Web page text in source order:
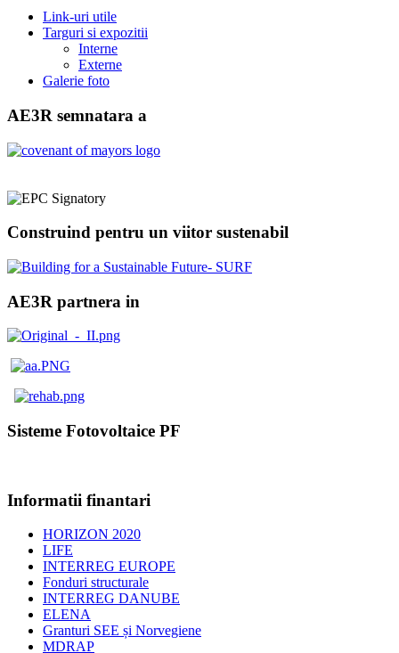
Link-uri utile
Targuri si expozitii
Interne
Externe
Galerie foto
AE3R semnatara a
Construind pentru un viitor sustenabil
AE3R partnera in
Sisteme Fotovoltaice PF
Informatii finantari
HORIZON 2020
LIFE
INTERREG EUROPE
Fonduri structurale
INTERREG DANUBE
ELENA
Granturi SEE și Norvegiene
MDRAP